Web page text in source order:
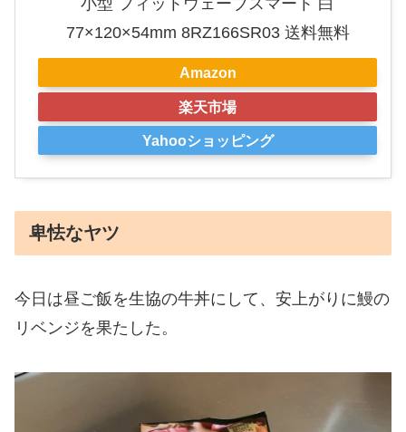
77×120×54mm 8RZ166SR03 送料無料
Amazon
楽天市場
Yahooショッピング
卑怯なヤツ
今日は昼ご飯を生協の牛丼にして、安上がりに鰻の
リベンジを果たした。